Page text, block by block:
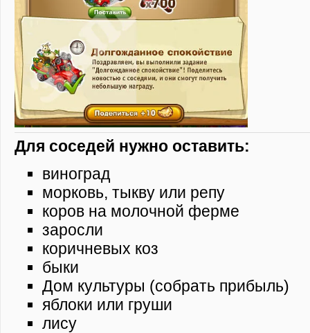
Для соседей нужно оставить:
виноград
морковь, тыкву или репу
коров на молочной ферме
заросли
коричневых коз
быки
Дом культуры (собрать прибыль)
яблоки или груши
лису